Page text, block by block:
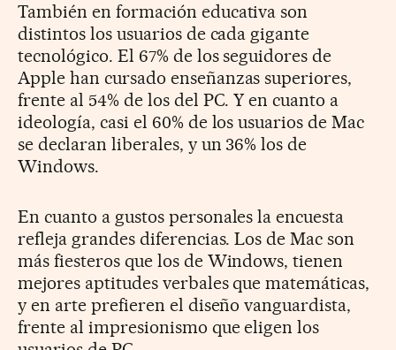
También en formación educativa son
distintos los usuarios de cada gigante
tecnológico. El 67% de los seguidores de
Apple han cursado enseñanzas superiores,
frente al 54% de los del PC. Y en cuanto a
ideología, casi el 60% de los usuarios de Mac
se declaran liberales, y un 36% los de
Windows.
En cuanto a gustos personales la encuesta
refleja grandes diferencias. Los de Mac son
más fiesteros que los de Windows, tienen
mejores aptitudes verbales que matemáticas,
y en arte prefieren el diseño vanguardista,
frente al impresionismo que eligen los